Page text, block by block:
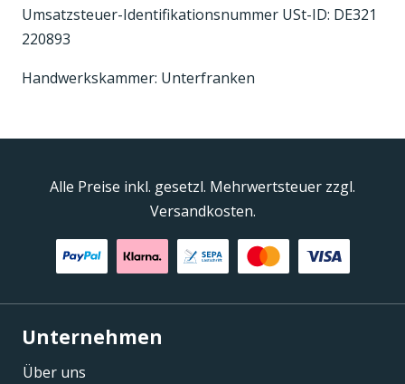
Umsatzsteuer-Identifikationsnummer USt-ID: DE321
220893
Handwerkskammer: Unterfranken
Alle Preise inkl. gesetzl. Mehrwertsteuer zzgl.
Versandkosten.
Unternehmen
Über uns